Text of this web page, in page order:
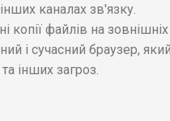
каналах зв'язку.
копії файлів на
і сучасний браузер,
інших загроз.